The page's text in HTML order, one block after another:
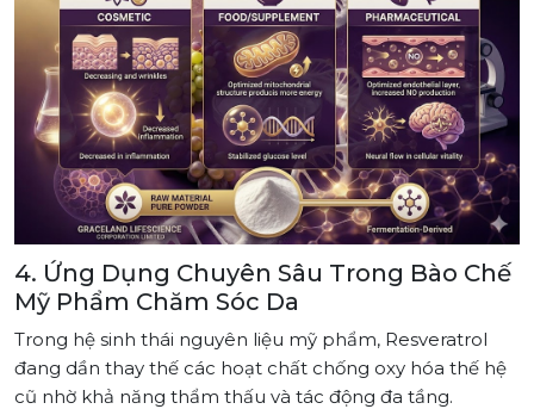
4. Ứng Dụng Chuyên Sâu Trong Bào Chế
Mỹ Phẩm Chăm Sóc Da
Trong hệ sinh thái nguyên liệu mỹ phẩm, Resveratrol
đang dần thay thế các hoạt chất chống oxy hóa thế hệ
cũ nhờ khả năng thẩm thấu và tác động đa tầng.